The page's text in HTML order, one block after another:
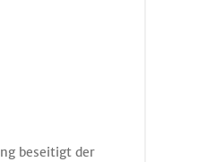
beseitigt der